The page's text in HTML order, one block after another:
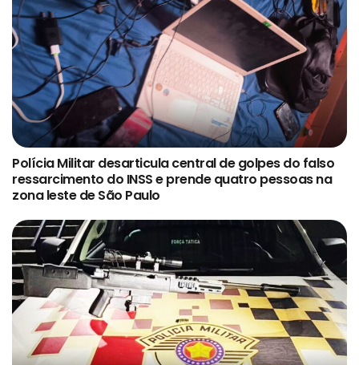
Polícia Militar desarticula central de golpes do falso
ressarcimento do INSS e prende quatro pessoas na
zona leste de São Paulo